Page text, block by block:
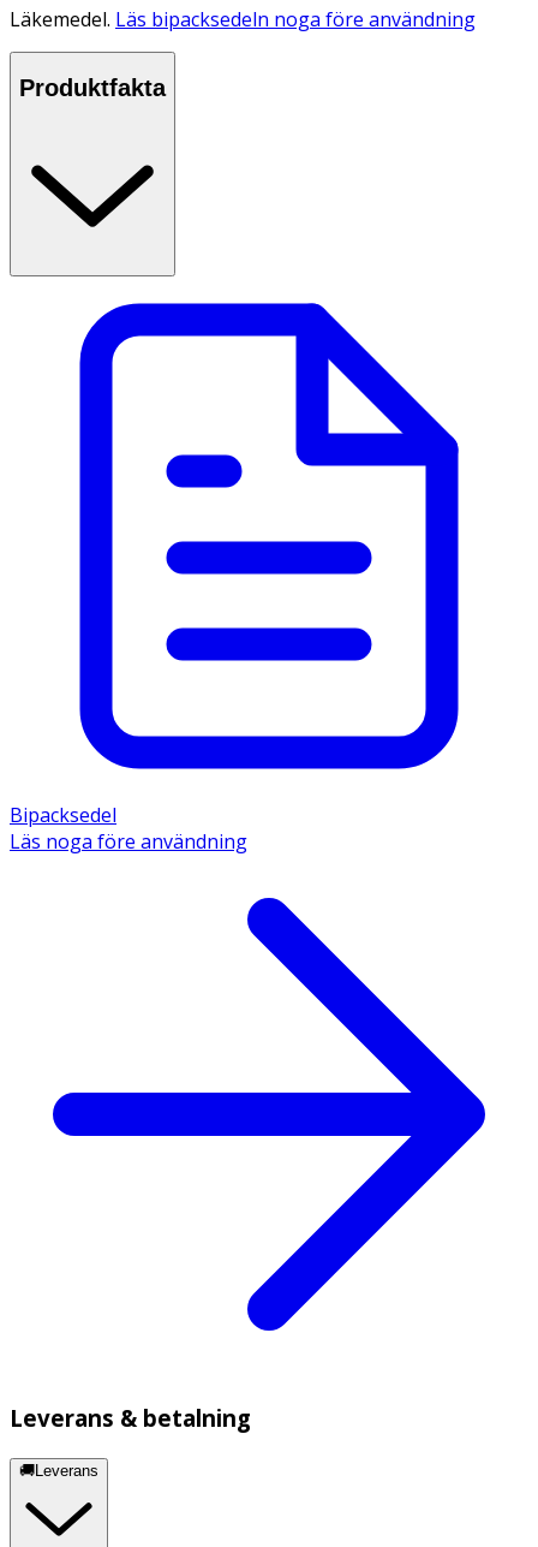
Läkemedel. Läs bipacksedeln noga före användning
Produktfakta
Bipacksedel
Läs noga före användning
Leverans & betalning
🚚Leverans